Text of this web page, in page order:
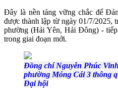
Đây là nền tảng vững chắc để
được thành lập từ ngày 01/7/2025,
phường (Hải Yên, Hải Đông) -
trong giai đoạn mới.
Đồng chí Nguyễn Phúc
phường Móng Cái 3 thông
Đại hội